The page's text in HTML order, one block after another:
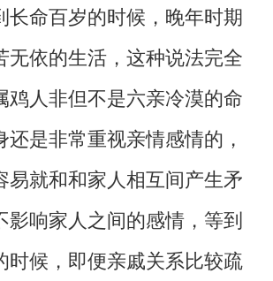
长命百岁的时候，晚年时期
无依的生活，这种说法完全
鸡人非但不是六亲冷漠的命
是非常重视亲情感情的，
易就和和家人相互间产生矛
影响家人之间的感情，等到
时候，即便亲戚关系比较疏